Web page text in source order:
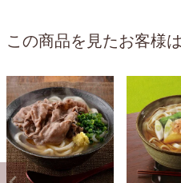
この商品を見たお客様